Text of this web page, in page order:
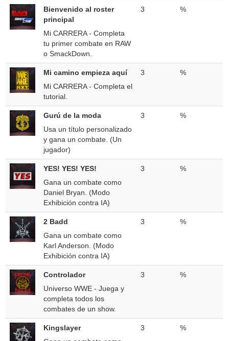
Bienvenido al roster
principal
Mi CARRERA - Completa
tu primer combate en RAW
o SmackDown.
3 %
Mi camino empieza aquí
Mi CARRERA - Completa el
tutorial.
3 %
Gurú de la moda
Usa un título personalizado
y gana un combate. (Un
jugador)
3 %
YES! YES! YES!
Gana un combate como
Daniel Bryan. (Modo
Exhibición contra IA)
3 %
2 Badd
Gana un combate como
Karl Anderson. (Modo
Exhibición contra IA)
3 %
Controlador
Universo WWE - Juega y
completa todos los
combates de un show.
3 %
Kingslayer
3 %